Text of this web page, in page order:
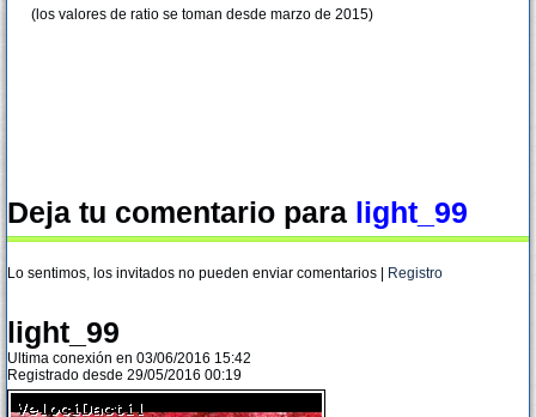
(los valores de ratio se toman desde marzo de 2015)
Deja tu comentario para light_99
Lo sentimos, los invitados no pueden enviar comentarios | Registro
light_99
Ultima conexión en 03/06/2016 15:42
Registrado desde 29/05/2016 00:19